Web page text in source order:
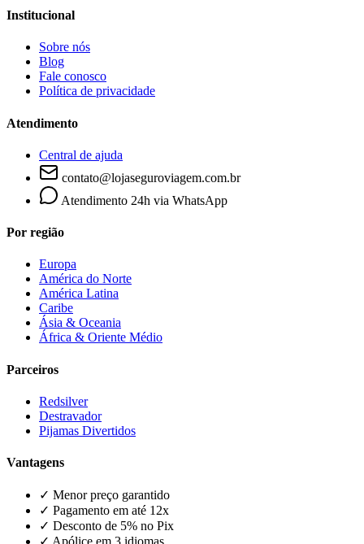
Institucional
Sobre nós
Blog
Fale conosco
Política de privacidade
Atendimento
Central de ajuda
contato@lojaseguroviagem.com.br
Atendimento 24h via WhatsApp
Por região
Europa
América do Norte
América Latina
Caribe
Ásia & Oceania
África & Oriente Médio
Parceiros
Redsilver
Destravador
Pijamas Divertidos
Vantagens
✓ Menor preço garantido
✓ Pagamento em até 12x
✓ Desconto de 5% no Pix